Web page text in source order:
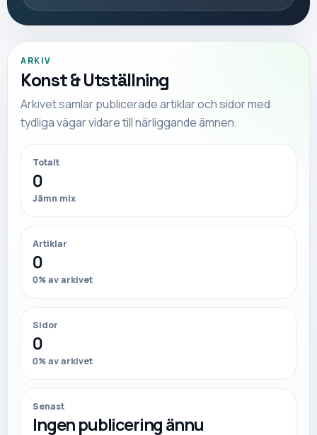
ARKIV
Konst & Utställning
Arkivet samlar publicerade artiklar och sidor med
tydliga vägar vidare till närliggande ämnen.
Totalt
0
Jämn mix
Artiklar
0
0% av arkivet
Sidor
0
0% av arkivet
Senast
Ingen publicering ännu